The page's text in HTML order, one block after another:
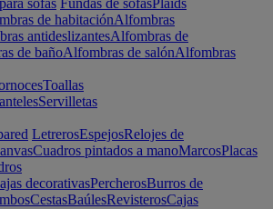
sofás Fundas de sofásPlaids
de habitaciónAlfombras
antideslizantesAlfombras de
de bañoAlfombras de salónAlfombras
Toallas
Servilletas
LetrerosEspejosRelojes de
Cuadros pintados a manoMarcosPlacas
decorativasPercherosBurros de
CestasBaúlesRevisterosCajas